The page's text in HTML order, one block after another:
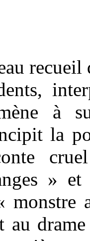
recueil
à
la
» et
monstre
au